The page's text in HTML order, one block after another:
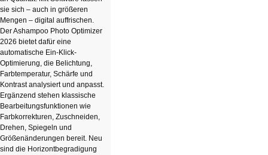
sie sich – auch in größeren
Mengen – digital auffrischen.
Der Ashampoo Photo Optimizer
2026 bietet dafür eine
automatische Ein-Klick-
Optimierung, die Belichtung,
Farbtemperatur, Schärfe und
Kontrast analysiert und anpasst.
Ergänzend stehen klassische
Bearbeitungsfunktionen wie
Farbkorrekturen, Zuschneiden,
Drehen, Spiegeln und
Größenänderungen bereit. Neu
sind die Horizontbegradigung